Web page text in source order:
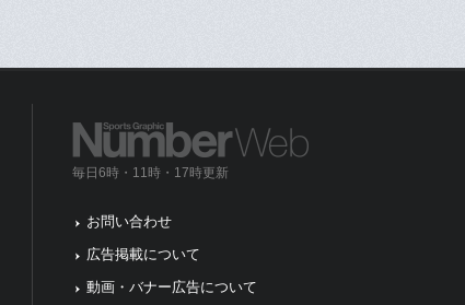
毎日6時・11時・17時更新
お問い合わせ
広告掲載について
動画・バナー広告について